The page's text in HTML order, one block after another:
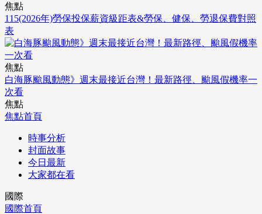
焦點
115(2026年)勞保投保薪資級距表&勞保、健保、勞退保費對照
表
焦點
白海豚颱風動態》週末最接近台灣！最新路徑、颱風假機率一
次看
焦點
焦點首頁
時事分析
封面故事
今日最新
大家都在看
國際
國際首頁